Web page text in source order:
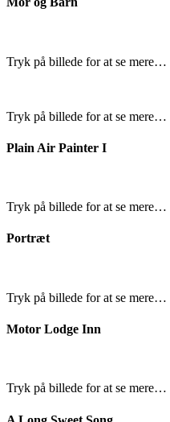
Tryk på billede for at se mere…
Tryk på billede for at se mere…
Plain Air Painter I
Tryk på billede for at se mere…
Portræt
Tryk på billede for at se mere…
Motor Lodge Inn
Tryk på billede for at se mere…